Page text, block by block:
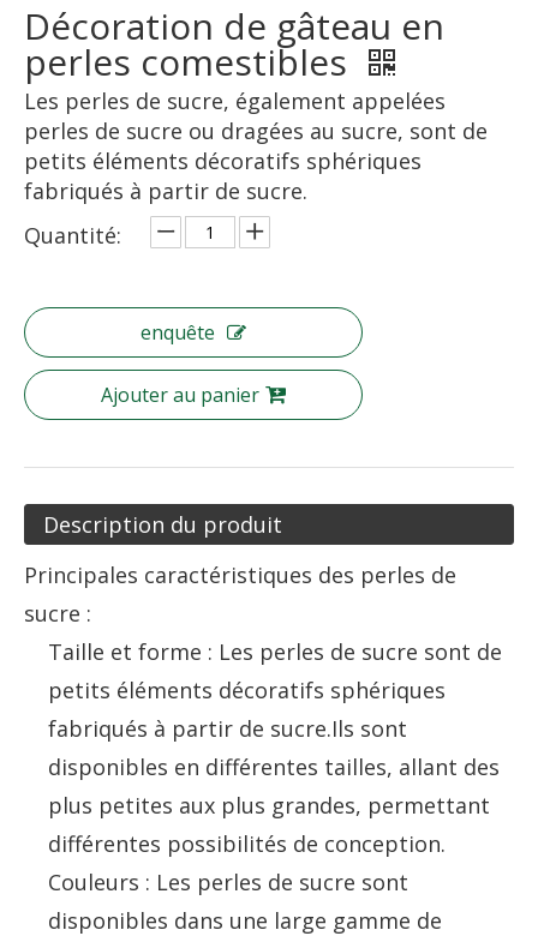
Décoration de gâteau en
perles comestibles
Les perles de sucre, également appelées
perles de sucre ou dragées au sucre, sont de
petits éléments décoratifs sphériques
fabriqués à partir de sucre.
Quantité:
enquête
Ajouter au panier
Description du produit
Principales caractéristiques des perles de
sucre :
Taille et forme : Les perles de sucre sont de
petits éléments décoratifs sphériques
fabriqués à partir de sucre.Ils sont
disponibles en différentes tailles, allant des
plus petites aux plus grandes, permettant
différentes possibilités de conception.
Couleurs : Les perles de sucre sont
disponibles dans une large gamme de